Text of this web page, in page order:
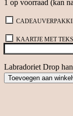
1 op voorraad (kan
KAARTJE MET
Labradoriet Drop
Toevoegen aan